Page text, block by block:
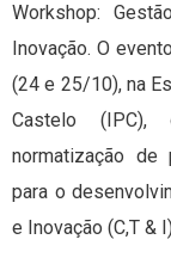
Workshop:
Inovação. O
(24 e 25/10), na
Castelo (IPC),
normatização de
para o
e Inovação (C,T &